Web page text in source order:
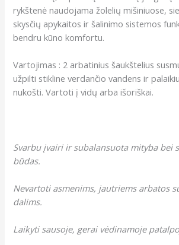
rykštenė naudojama žolelių mišiniuose,
skysčių apykaitos ir šalinimo sistemos
bendru kūno komfortu.
Vartojimas : 2 arbatinius šaukštelius
užpilti stikline verdančio vandens ir
nukošti. Vartoti į vidų arba išoriškai.
Svarbu įvairi ir subalansuota mityba bei
būdas.
Nevartoti asmenims, jautriems arbatos
dalims.
Laikyti sausoje, gerai vėdinamoje